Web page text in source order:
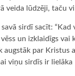
veida lūdzēji, taču
sirdī sacīt:
un izklaidīgs
augstāk par
viņu sirdīs ir